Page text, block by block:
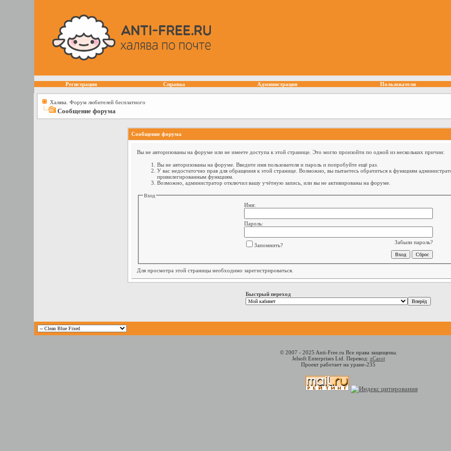
Регистрация Справка Администрация Пользователи
Халява. Форум любителей бесплатного
Сообщение форума
Сообщение форума
Вы не авторизованы на форуме или не имеете доступа к этой странице. Это могло произойти по одной из нескольких причин:
Вы не авторизованы на форуме. Введите имя пользователя и пароль и попробуйте ещё раз.
У вас недостаточно прав для обращения к этой странице. Возможно, вы пытаетесь обратиться к функциям
привилегированным функциям.
Возможно, администратор отключил вашу учётную запись, или вы не активированы на форуме.
Вход
Имя:
Пароль:
Забыли пароль?
Запомнить?
Для просмотра этой страницы необходимо зарегистрироваться.
Быстрый переход
© 2007 - 2025 Anti-Free.ru Все права защищены.
Jelsoft Enterprises Ltd. Перевод: zCarot
Проект работает на уране-235